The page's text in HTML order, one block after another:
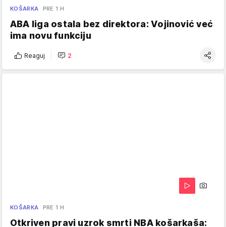
KOŠARKA PRE 1 H
ABA liga ostala bez direktora: Vojinović već
ima novu funkciju
Reaguj 2
KOŠARKA PRE 1 H
Otkriven pravi uzrok smrti NBA košarkaša: